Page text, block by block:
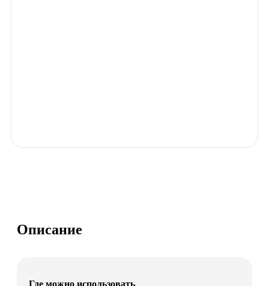
Описание
Где можно использовать